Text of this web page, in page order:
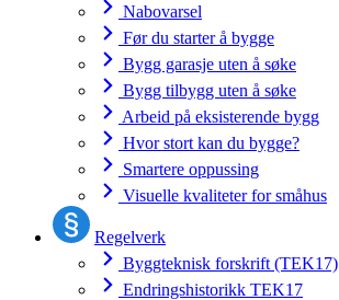
Nabovarsel
Før du starter å bygge
Bygg garasje uten å søke
Bygg tilbygg uten å søke
Arbeid på eksisterende bygg
Hvor stort kan du bygge?
Smartere oppussing
Visuelle kvaliteter for småhus
Regelverk
Byggteknisk forskrift (TEK17)
Endringshistorikk TEK17